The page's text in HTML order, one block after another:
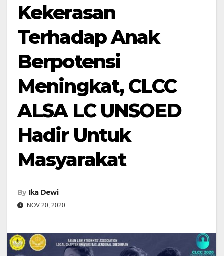
Kekerasan
Terhadap Anak
Berpotensi
Meningkat, CLCC
ALSA LC UNSOED
Hadir Untuk
Masyarakat
By Ika Dewi
NOV 20, 2020